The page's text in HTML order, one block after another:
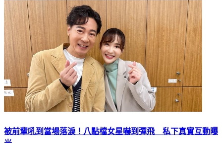
被前輩吼到當場落淚！八點檔女星嚇到彈飛 私下真實互動曝